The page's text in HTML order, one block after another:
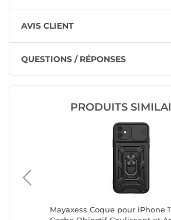
AVIS CLIENT
QUESTIONS / RÉPONSES
PRODUITS
Mayaxess Coque pour iPhone